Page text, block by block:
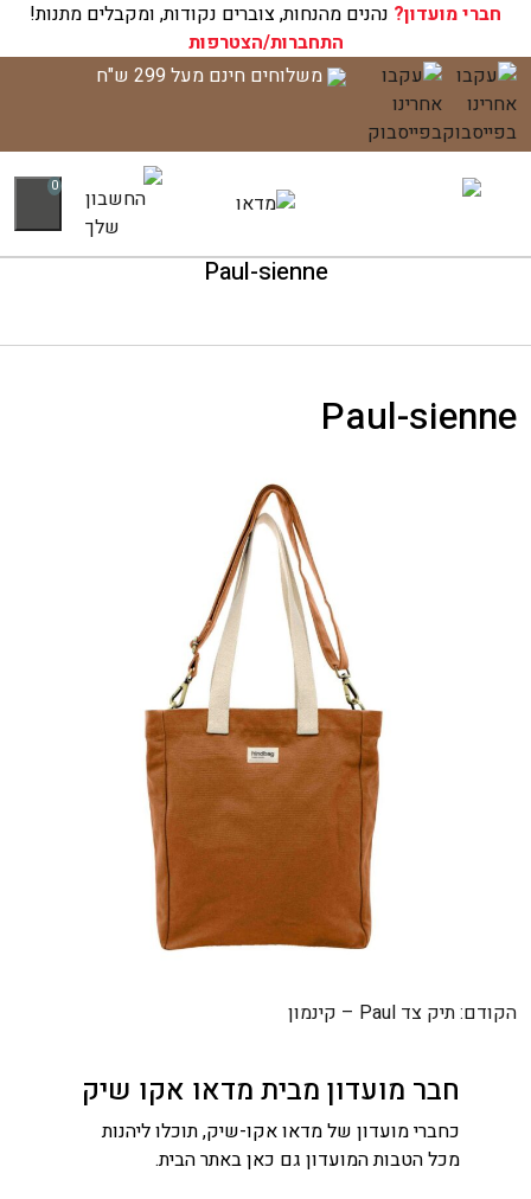
חברי מועדון? נהנים מהנחות, צוברים נקודות, ומקבלים מתנות!
התחברות/הצטרפות
דלג
לתוכן
משלוחים חינם מעל 299 ש"ח
0
עגלת הקניות שלך ריקה כעת!
Paul-sienne
Paul-sienne
ניווט
הקודם:תיק צד Paul – קינמון
חבר מועדון מבית מדאו אקו שיק
כחברי מועדון של מדאו אקו-שיק, תוכלו ליהנות
מכל הטבות המועדון גם כאן באתר הבית.